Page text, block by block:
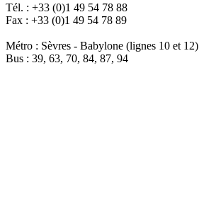
Tél. : +33 (0)1 49 54 78 88
Fax : +33 (0)1 49 54 78 89
Métro : Sèvres - Babylone (lignes 10 et 12)
Bus : 39, 63, 70, 84, 87, 94